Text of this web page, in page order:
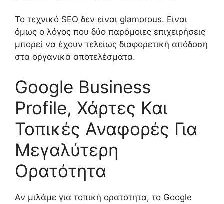
Το τεχνικό SEO δεν είναι glamorous. Είναι
όμως ο λόγος που δύο παρόμοιες επιχειρήσεις
μπορεί να έχουν τελείως διαφορετική απόδοση
στα οργανικά αποτελέσματα.
Google Business
Profile, Χάρτες Και
Τοπικές Αναφορές Για
Μεγαλύτερη
Ορατότητα
Αν μιλάμε για τοπική ορατότητα, το Google